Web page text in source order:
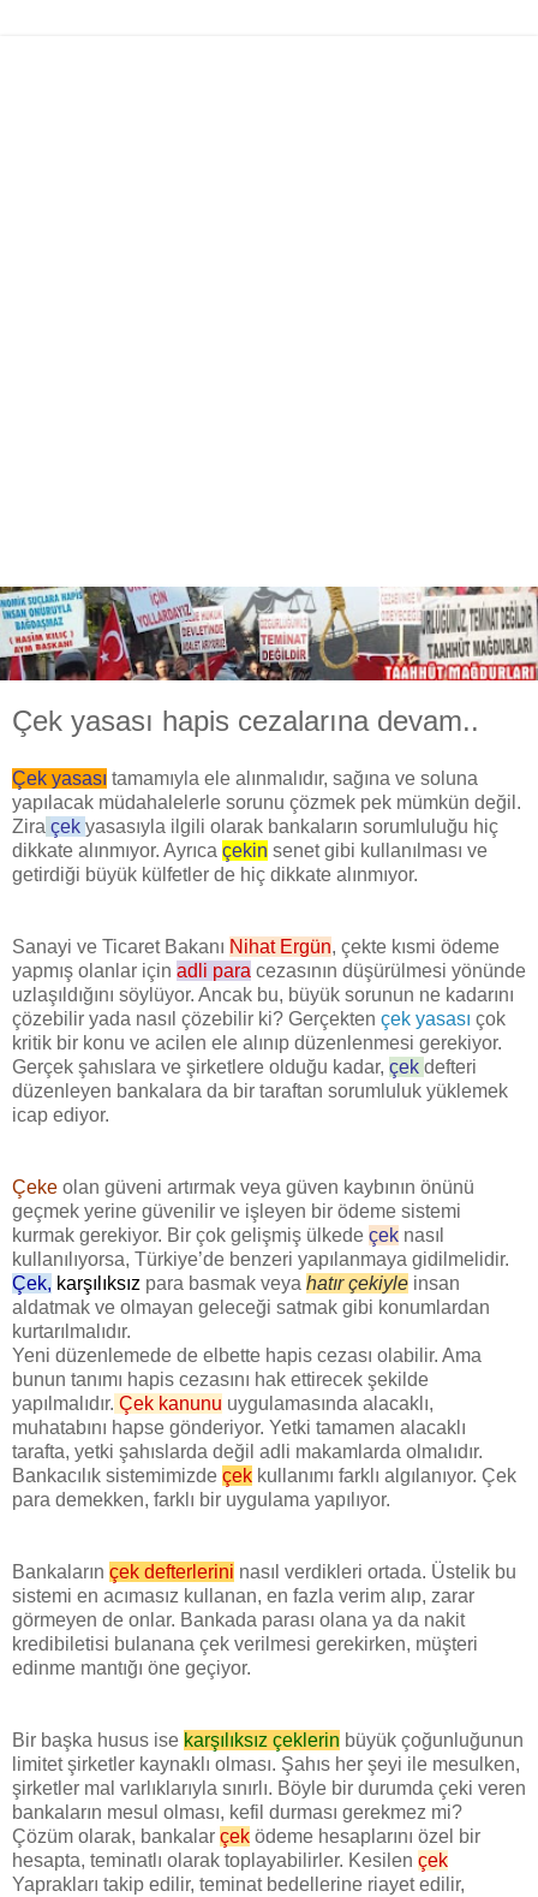
Çek yasası hapis cezalarına devam..
Çek yasası tamamıyla ele alınmalıdır, sağına ve soluna
yapılacak müdahalelerle sorunu çözmek pek mümkün değil.
Zira çek yasasıyla ilgili olarak bankaların sorumluluğu hiç
dikkate alınmıyor. Ayrıca çekin senet gibi kullanılması ve
getirdiği büyük külfetler de hiç dikkate alınmıyor.
Sanayi ve Ticaret Bakanı Nihat Ergün, çekte kısmi ödeme
yapmış olanlar için adli para cezasının düşürülmesi yönünde
uzlaşıldığını söylüyor. Ancak bu, büyük sorunun ne kadarını
çözebilir yada nasıl çözebilir ki? Gerçekten çek yasası çok
kritik bir konu ve acilen ele alınıp düzenlenmesi gerekiyor.
Gerçek şahıslara ve şirketlere olduğu kadar, çek defteri
düzenleyen bankalara da bir taraftan sorumluluk yüklemek
icap ediyor.
Çeke olan güveni artırmak veya güven kaybının önünü
geçmek yerine güvenilir ve işleyen bir ödeme sistemi
kurmak gerekiyor. Bir çok gelişmiş ülkede çek nasıl
kullanılıyorsa, Türkiye’de benzeri yapılanmaya gidilmelidir.
Çek, karşılıksız para basmak veya hatır çekiyle insan
aldatmak ve olmayan geleceği satmak gibi konumlardan
kurtarılmalıdır.
Yeni düzenlemede de elbette hapis cezası olabilir. Ama
bunun tanımı hapis cezasını hak ettirecek şekilde
yapılmalıdır. Çek kanunu uygulamasında alacaklı,
muhatabını hapse gönderiyor. Yetki tamamen alacaklı
tarafta, yetki şahıslarda değil adli makamlarda olmalıdır.
Bankacılık sistemimizde çek kullanımı farklı algılanıyor. Çek
para demekken, farklı bir uygulama yapılıyor.
Bankaların çek defterlerini nasıl verdikleri ortada. Üstelik bu
sistemi en acımasız kullanan, en fazla verim alıp, zarar
görmeyen de onlar. Bankada parası olana ya da nakit
kredibiletisi bulanana çek verilmesi gerekirken, müşteri
edinme mantığı öne geçiyor.
Bir başka husus ise karşılıksız çeklerin büyük çoğunluğunun
limitet şirketler kaynaklı olması. Şahıs her şeyi ile mesulken,
şirketler mal varlıklarıyla sınırlı. Böyle bir durumda çeki veren
bankaların mesul olması, kefil durması gerekmez mi?
Çözüm olarak, bankalar çek ödeme hesaplarını özel bir
hesapta, teminatlı olarak toplayabilirler. Kesilen çek
Yaprakları takip edilir, teminat bedellerine riayet edilir,